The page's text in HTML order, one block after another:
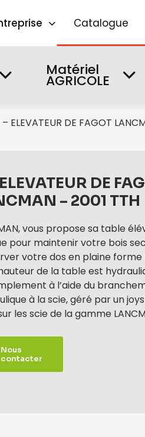
Catalogue
Matériel
AGRICOLE
– ELEVATEUR DE FAGOT
ELEVATEUR DE
– 2001 TTH
vous propose sa table
pour maintenir votre bois
votre dos en plaine forme
de la table est
à l’aide du
à la scie, géré par un
les scie de la gamme
Nous
contacter